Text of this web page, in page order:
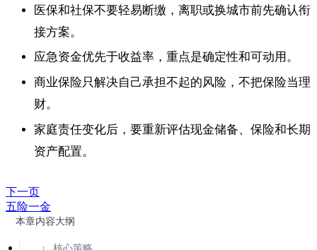
医保和社保不要轻易断缴，离职或换城市前先确认衔
接方案。
应急资金优先于收益率，重点是确定性和可动用。
商业保险只解决自己承担不起的风险，不把保险当理
财。
家庭责任变化后，要重新评估现金储备、保险和长期
资产配置。
下一页
五险一金
本章内容大纲